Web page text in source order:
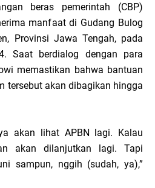
beras pemerintah (CBP)
manfaat di Gudang Bulog
Provinsi Jawa Tengah, pada
Saat berdialog dengan para
memastikan bahwa bantuan
tersebut akan dibagikan hingga
akan lihat APBN lagi. Kalau
akan dilanjutkan lagi. Tapi
sampun, nggih (sudah, ya),”